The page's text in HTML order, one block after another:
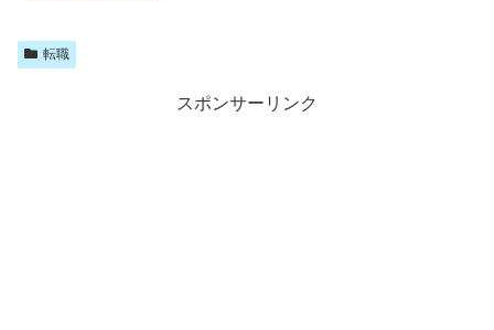
転職
スポンサーリンク